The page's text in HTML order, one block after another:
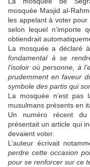
mosquée Masjid al-
les appelant à voter
selon lequel n’importe
obtiendrait
La mosquée a déclaré
fondamental à se
l’isoloir où personne, à
prudemment en faveur
symbole des partis qui
La mosquée n’est pas
musulmans présents en
Un numéro récent du
présentait un article qui
devaient voter.
L’auteur écrivait
perdre cette occasion
pour se renforcer sur ce